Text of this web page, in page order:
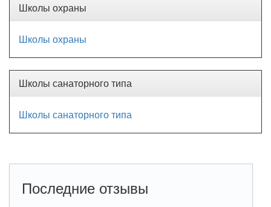
Школы охраны
Школы охраны
Школы санаторного типа
Школы санаторного типа
Последние отзывы